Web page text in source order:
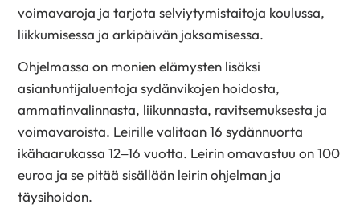
voimavaroja ja tarjota selviytymistaitoja koulussa,
liikkumisessa ja arkipäivän jaksamisessa.
Ohjelmassa on monien elämysten lisäksi
asiantuntijaluentoja sydänvikojen hoidosta,
ammatinvalinnasta, liikunnasta, ravitsemuksesta ja
voimavaroista. Leirille valitaan 16 sydännuorta
ikähaarukassa 12–16 vuotta. Leirin omavastuu on 100
euroa ja se pitää sisällään leirin ohjelman ja
täysihoidon.